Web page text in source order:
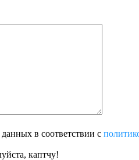
в соответствии с
каптчу!